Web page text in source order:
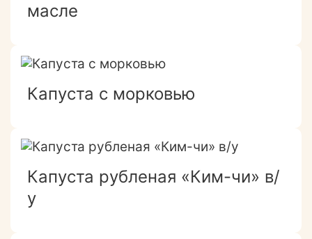
масле
Капуста с морковью
Капуста рубленая «Ким-чи» в/
у